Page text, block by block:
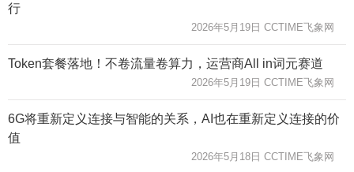
行
2026年5月19日 CCTIME飞象网
Token套餐落地！不卷流量卷算力，运营商All in词元赛道
2026年5月19日 CCTIME飞象网
6G将重新定义连接与智能的关系，AI也在重新定义连接的价
值
2026年5月18日 CCTIME飞象网